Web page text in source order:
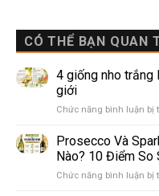
CÓ THỂ BẠN QUAN
4 giống nho trắng
giới
Chức năng bình luận bị
Prosecco Và
Nào? 10 Điểm So
Chức năng bình luận bị